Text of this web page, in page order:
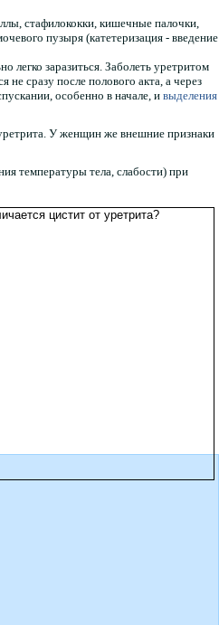
стафилококки, кишечные палочки,
пузыря (катетеризация - введение
легко заразиться. Заболеть уретритом
сразу после полового акта, а через
особенно в начале, и выделения
У женщин же внешние признаки
температуры тела, слабости) при